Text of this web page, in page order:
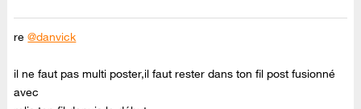
re@danvick
il ne faut pas multi poster,il faut rester dans ton fil post fusionné
avec